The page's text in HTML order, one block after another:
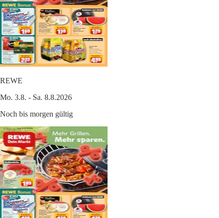
REWE
Mo. 3.8. - Sa. 8.8.2026
Noch bis morgen gültig